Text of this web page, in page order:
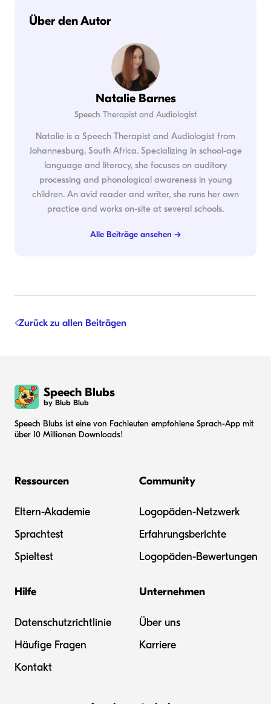
Über den Autor
Natalie Barnes
Speech Therapist and Audiologist
Natalie is a Speech Therapist and Audiologist from
Johannesburg, South Africa. Specializing in school-age
language and literacy, she focuses on auditory
processing and phonological awareness in young
children. An avid reader and writer, she runs her own
practice and works on-site at several schools.
Alle Beiträge ansehen →
Zurück zu allen Beiträgen
Speech Blubs
by Blub Blub
Speech Blubs ist eine von Fachleuten empfohlene Sprach-App mit
über 10 Millionen Downloads!
Ressourcen
Eltern-Akademie
Sprachtest
Spieltest
Community
Logopäden-Netzwerk
Erfahrungsberichte
Logopäden-Bewertungen
Hilfe
Datenschutzrichtlinie
Häufige Fragen
Kontakt
Unternehmen
Über uns
Karriere